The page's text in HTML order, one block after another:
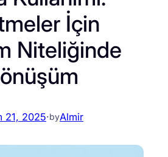
İçin
Niteliğinde
21, 2025·byAlmir